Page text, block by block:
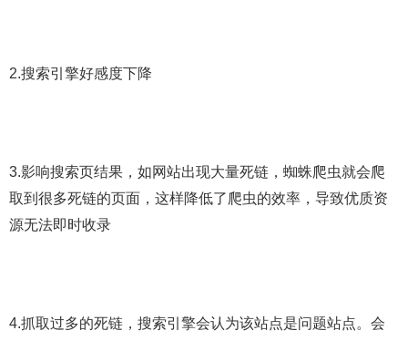
2.搜索引擎好感度下降
3.影响搜索页结果，如网站出现大量死链，蜘蛛爬虫就会爬
取到很多死链的页面，这样降低了爬虫的效率，导致优质资
源无法即时收录
4.抓取过多的死链，搜索引擎会认为该站点是问题站点。会